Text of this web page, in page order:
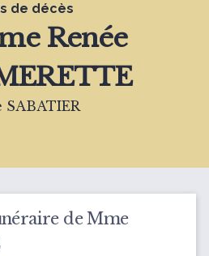
de décès
Renée
SABATIER
de Mme